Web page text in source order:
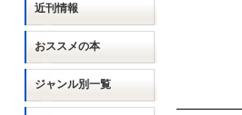
近刊情報
おススメの本
ジャンル別一覧